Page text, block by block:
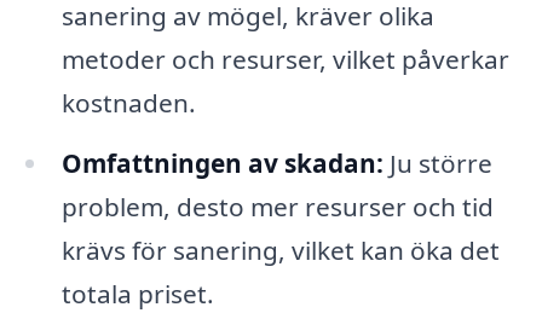
sanering av mögel, kräver olika
metoder och resurser, vilket påverkar
kostnaden.
Omfattningen av skadan: Ju större
problem, desto mer resurser och tid
krävs för sanering, vilket kan öka det
totala priset.